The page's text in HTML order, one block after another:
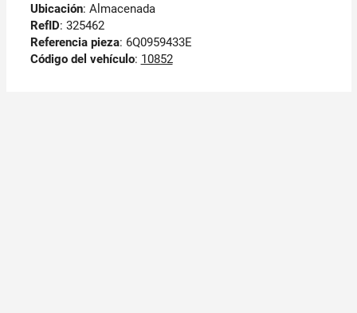
Ubicación: Almacenada
RefID: 325462
Referencia pieza: 6Q0959433E
Código del vehículo: 10852